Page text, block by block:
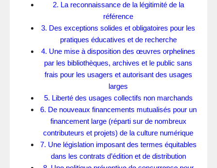
2. La reconnaissance de la légitimité de la
référence
3. Des exceptions solides et obligatoires pour les
pratiques éducatives et de recherche
4. Une mise à disposition des œuvres orphelines
par les bibliothèques, archives et le public sans
frais pour les usagers et autorisant des usages
larges
5. Liberté des usages collectifs non marchands
6. De nouveaux financements mutualisés pour un
financement large (réparti sur de nombreux
contributeurs et projets) de la culture numérique
7. Une législation imposant des termes équitables
dans les contrats d’édition et de distribution